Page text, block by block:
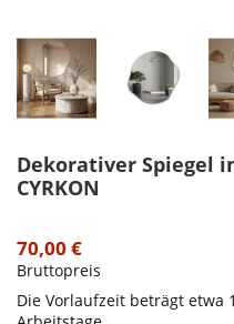
Dekorativer Spiegel
CYRKON
70,00 €
Bruttopreis
Die Vorlaufzeit beträgt etwa